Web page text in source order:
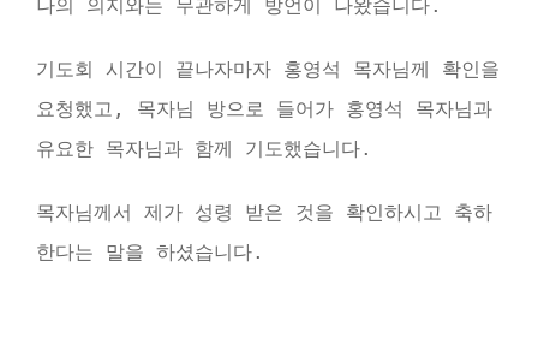
나의 의지와는 무관하게 방언이 나왔습니다.
기도회 시간이 끝나자마자 홍영석 목자님께 확인을
요청했고, 목자님 방으로 들어가 홍영석 목자님과
유요한 목자님과 함께 기도했습니다.
목자님께서 제가 성령 받은 것을 확인하시고 축하
한다는 말을 하셨습니다.